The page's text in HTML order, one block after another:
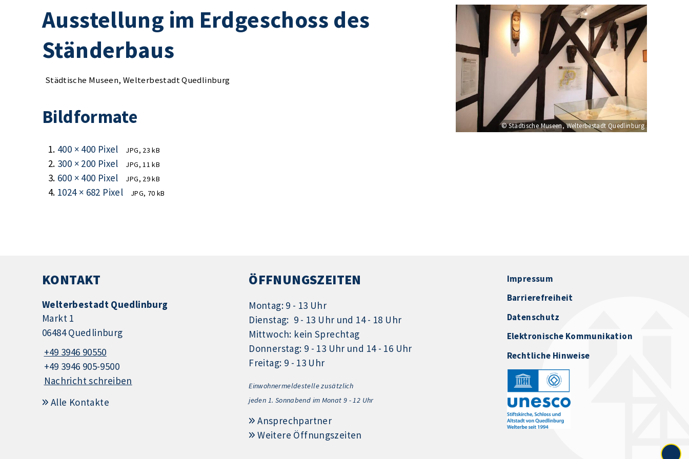
Ausstellung im Erdgeschoss des
Ständerbaus
Städtische Museen, Welterbestadt Quedlinburg
Bildformate
400 × 400 Pixel JPG, 23 kB
300 × 200 Pixel JPG, 11 kB
600 × 400 Pixel JPG, 29 kB
1024 × 682 Pixel JPG, 70 kB
© Städtische Museen, Welterbestadt Quedlinburg
KONTAKT
Welterbestadt Quedlinburg
Markt 1
06484 Quedlinburg
+49 3946 90550
+49 3946 905-9500
Nachricht schreiben
Alle Kontakte
ÖFFNUNGSZEITEN
Montag: 9 - 13 Uhr
Dienstag: 9 - 13 Uhr und 14 - 18 Uhr
Mittwoch: kein Sprechtag
Donnerstag: 9 - 13 Uhr und 14 - 16 Uhr
Freitag: 9 - 13 Uhr
Einwohnermeldestelle zusätzlich
jeden 1. Sonnabend im Monat 9 - 12 Uhr
Ansprechpartner
Weitere Öffnungszeiten
Impressum
Barrierefreiheit
Datenschutz
Elektronische Kommunikation
Rechtliche Hinweise